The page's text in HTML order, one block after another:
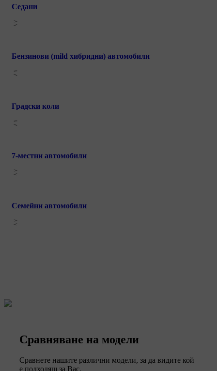
Седани
Бензинови (mild хибридни) автомобили
Градски коли
7-местни автомобили
Семейни автомобили
Сравняване на модели
Сравнете нашите различни модели, за да видите кой
е подходящ за Вас.